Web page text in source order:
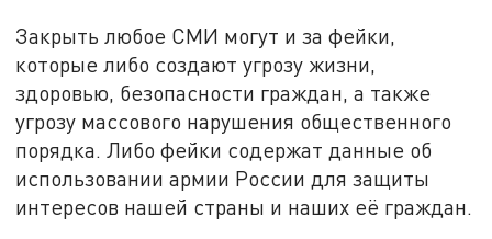
Закрыть любое СМИ могут и за фейки,
которые либо создают угрозу жизни,
здоровью, безопасности граждан, а также
угрозу массового нарушения общественного
порядка. Либо фейки содержат данные об
использовании армии России для защиты
интересов нашей страны и наших её граждан.